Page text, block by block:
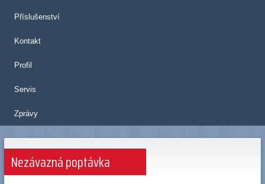
Příslušenství
Kontakt
Profil
Servis
Zprávy
Nezávazná poptávka